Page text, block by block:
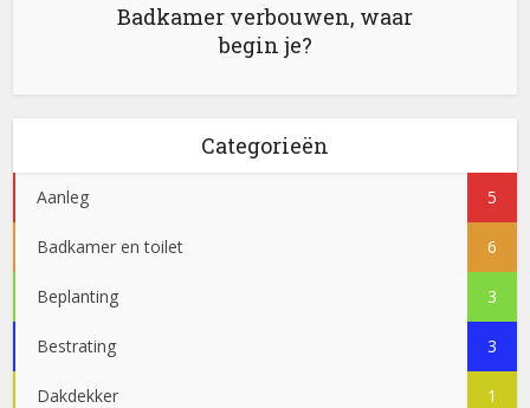
Badkamer verbouwen, waar
begin je?
Categorieën
Aanleg 5
Badkamer en toilet 6
Beplanting 3
Bestrating 3
Dakdekker 1